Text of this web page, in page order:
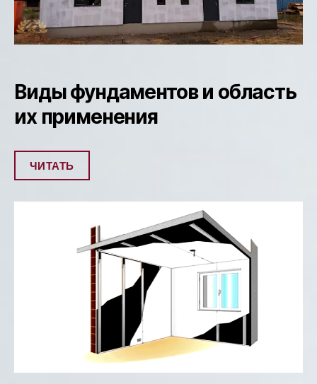
Виды фундаментов и область
их применения
ЧИТАТЬ